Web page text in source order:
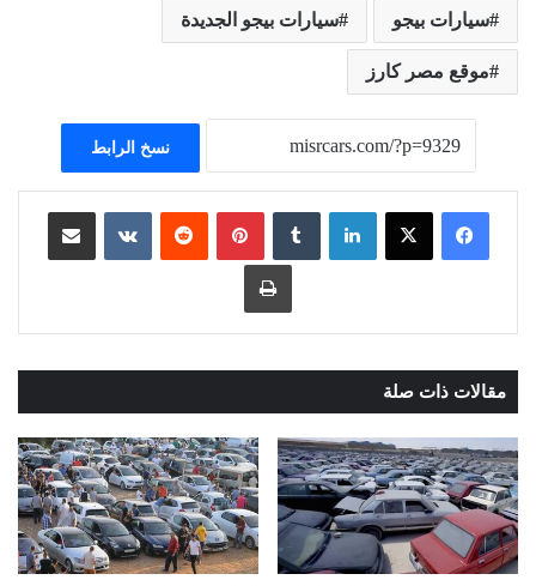
سيارات بيجو سيارات بيجو الجديدة
موقع مصر كارز
نسخ الرابط
لينكدإن ‏Tumblr بينتيريست
‏Reddit
‏VKontakte مشاركة عبر البريد
طباعة
مقالات ذات صلة